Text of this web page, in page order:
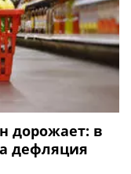
дорожает: в
дефляция